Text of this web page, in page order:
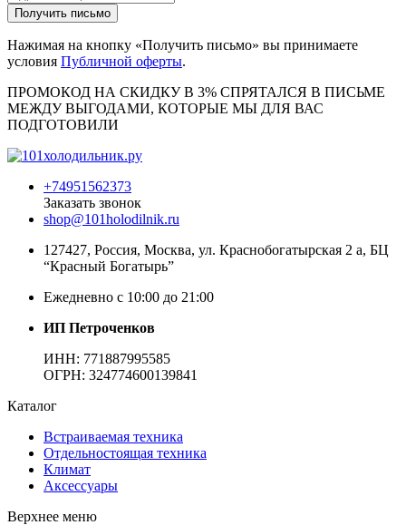
Получить письмо
Нажимая на кнопку «Получить письмо» вы принимаете
условия Публичной оферты.
ПРОМОКОД НА СКИДКУ В 3% СПРЯТАЛСЯ В ПИCЬМЕ
МЕЖДУ ВЫГОДАМИ, КОТОРЫЕ МЫ ДЛЯ ВАС
ПОДГОТОВИЛИ
+74951562373
Заказать звонок
shop@101holodilnik.ru
127427, Россия, Москва, ул. Краснобогатырская 2 а, БЦ
“Красный Богатырь”
Ежедневно с 10:00 до 21:00
ИП Петроченков
ИНН: 771887995585
ОГРН: 324774600139841
Каталог
Встраиваемая техника
Отдельностоящая техника
Климат
Аксессуары
Верхнее меню